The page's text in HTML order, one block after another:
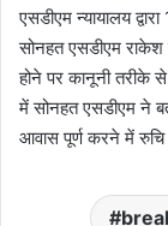
एसडीएम न्यायालय
सोनहत एसडीएम राकेश
होने पर कानूनी तरीके
में सोनहत एसडीएम ने
आवास पूर्ण करने में रुचि